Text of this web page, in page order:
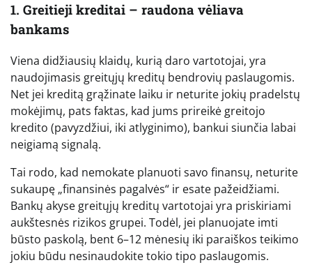
1. Greitieji kreditai – raudona vėliava
bankams
Viena didžiausių klaidų, kurią daro vartotojai, yra
naudojimasis greitųjų kreditų bendrovių paslaugomis.
Net jei kreditą grąžinate laiku ir neturite jokių pradelstų
mokėjimų, pats faktas, kad jums prireikė greitojo
kredito (pavyzdžiui, iki atlyginimo), bankui siunčia labai
neigiamą signalą.
Tai rodo, kad nemokate planuoti savo finansų, neturite
sukaupę „finansinės pagalvės“ ir esate pažeidžiami.
Bankų akyse greitųjų kreditų vartotojai yra priskiriami
aukštesnės rizikos grupei. Todėl, jei planuojate imti
būsto paskolą, bent 6–12 mėnesių iki paraiškos teikimo
jokiu būdu nesinaudokite tokio tipo paslaugomis.